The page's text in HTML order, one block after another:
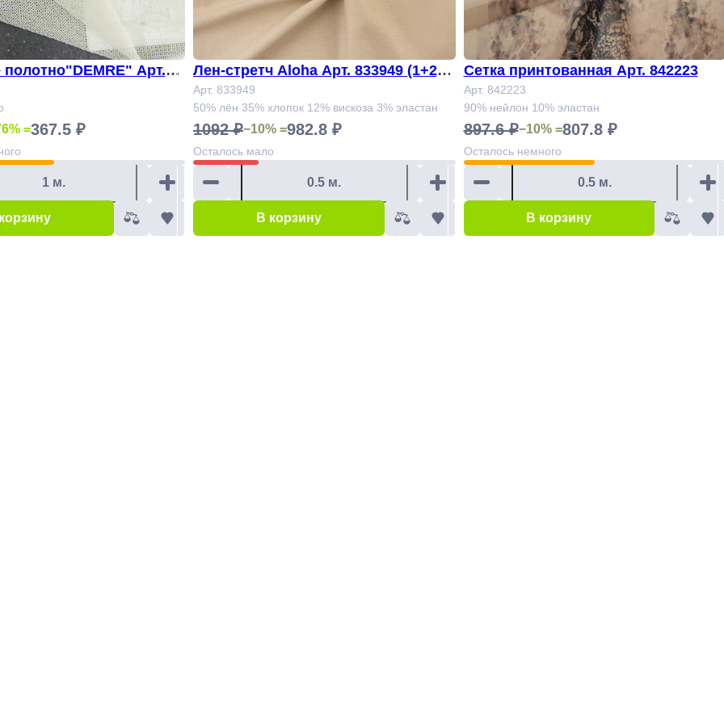
Арт.81
=367.5 ₽
Лен-стретч Aloha Арт. 833949 (1+2,5
м)
Арт. 833949
50% лён 35% хлопок 12% вискоза 3% эластан
1092 ₽−10% =982.8 ₽
Осталось мало
В корзину
Сетка принтованная Арт. 842223
Арт. 842223
90% нейлон 10% эластан
897.6 ₽−10% =807.8 ₽
Осталось немного
В корзину